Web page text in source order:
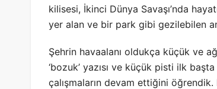
kilisesi, İkinci Dünya Savaşı’nda
yer alan ve bir park gibi gezilebilen
Şehrin havaalanı oldukça küçük ve
‘bozuk’ yazısı ve küçük pisti ilk
çalışmaların devam ettiğini öğrendik.